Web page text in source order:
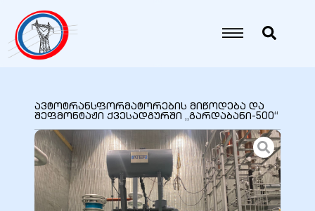
ავტოტრანსფორმატორების მიწოდება და
შეფმონტაჟი ქვესადგურში „გარდაბანი-500“